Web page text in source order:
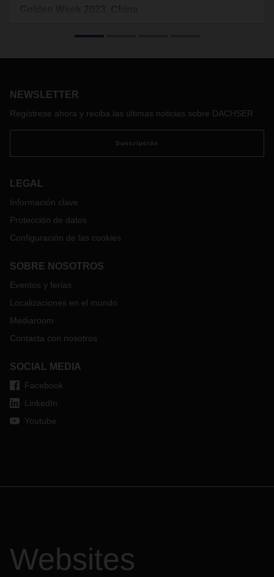
minimizar las posibles interrupciones.
NEWSLETTER
Regístrese ahora y reciba las últimas noticias sobre DACHSER
Suscripción
LEGAL
Información clave
Protección de datos
Configuración de las cookies
SOBRE NOSOTROS
Eventos y ferias
Localizaciones en el mundo
Mediaroom
Contacta con nosotros
SOCIAL MEDIA
Facebook
LinkedIn
Youtube
Websites